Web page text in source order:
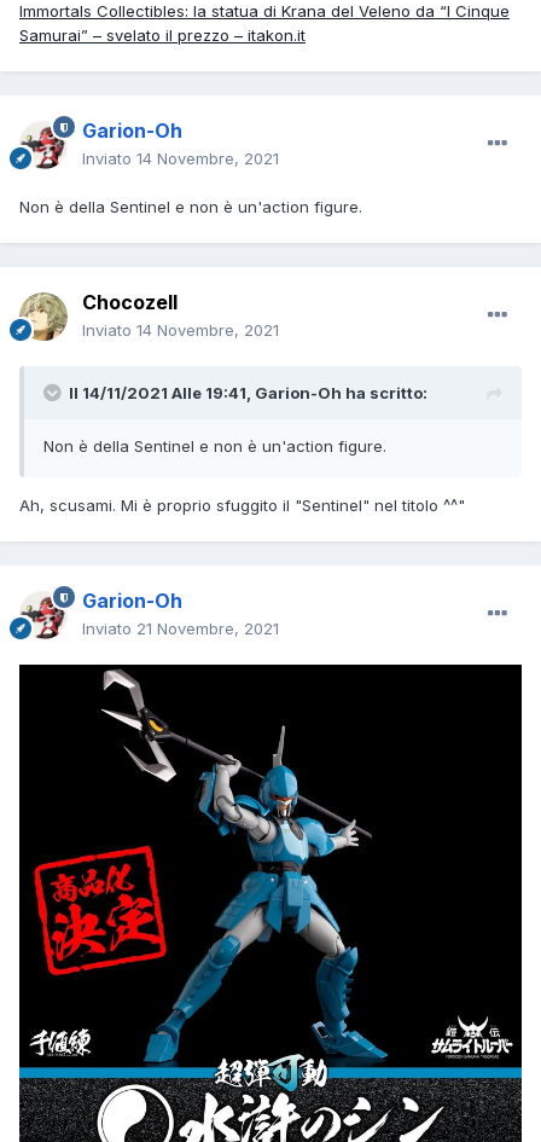
Immortals Collectibles: la statua di Krana del Veleno da “I Cinque
Samurai” – svelato il prezzo – itakon.it
Garion-Oh
Inviato 14 Novembre, 2021
Non è della Sentinel e non è un'action figure.
Chocozell
Inviato 14 Novembre, 2021
Il 14/11/2021 Alle 19:41, Garion-Oh ha scritto:
Non è della Sentinel e non è un'action figure.
Ah, scusami. Mi è proprio sfuggito il "Sentinel" nel titolo ^^"
Garion-Oh
Inviato 21 Novembre, 2021